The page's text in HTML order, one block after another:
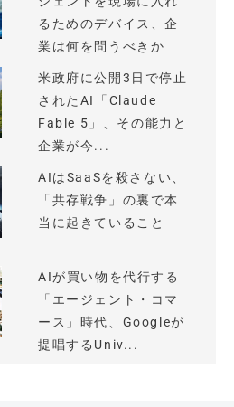
るためのデバイス、企
業は何を問うべきか
米政府に公開3日で停止
されたAI「Claude
Fable 5」、その能力と
企業が今...
AIはSaaSを殺さない、
「共存戦争」の裏で本
当に起きていること
AIが買い物を代行する
「エージェント・コマ
ース」時代、Googleが
提唱するUniv...